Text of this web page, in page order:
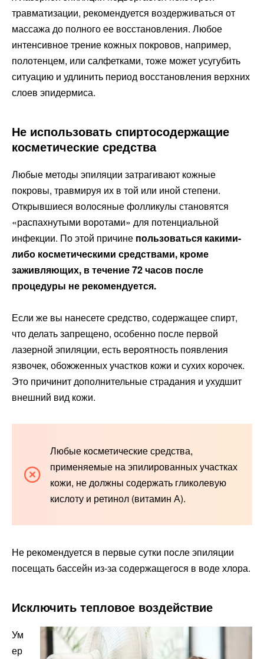
травматизации, рекомендуется воздерживаться от
массажа до полного ее восстановления. Любое
интенсивное трение кожных покровов, например,
полотенцем, или салфетками, тоже может усугубить
ситуацию и удлинить период восстановления верхних
слоев эпидермиса.
Не использовать спиртосодержащие
косметические средства
Любые методы эпиляции затрагивают кожные
покровы, травмируя их в той или иной степени.
Открывшиеся волосяные фолликулы становятся
«распахнутыми воротами» для потенциальной
инфекции. По этой причине пользоваться какими-
либо косметическими средствами, кроме
заживляющих, в течение 72 часов после
процедуры не рекомендуется.
Если же вы нанесете средство, содержащее спирт,
что делать запрещено, особенно после первой
лазерной эпиляции, есть вероятность появления
язвочек, обожженных участков кожи и сухих корочек.
Это причинит дополнительные страдания и ухудшит
внешний вид кожи.
Любые косметические средства,
применяемые на эпилированных участках
кожи, не должны содержать гликолевую
кислоту и ретинол (витамин А).
Не рекомендуется в первые сутки после эпиляции
посещать бассейн из-за содержащегося в воде хлора.
Исключить тепловое воздействие
Ум
ер